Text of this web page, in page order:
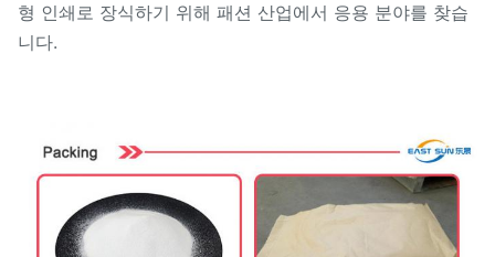
형 인쇄로 장식하기 위해 패션 산업에서 응용 분야를 찾습
니다.